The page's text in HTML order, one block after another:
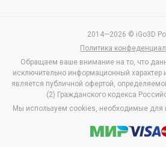
2014—2026 © iGo3D
Политика
Обращаем ваше внимание на то, что
исключительно информационный характер
является публичной офертой,
(2) Гражданского кодекса
Мы используем cookies, необходимые для